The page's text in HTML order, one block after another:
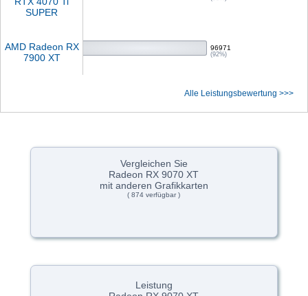
SUPER
AMD Radeon RX
7900 XT
96971
(92%)
Alle Leistungsbewertung >>>
Vergleichen Sie
Radeon RX 9070 XT
mit anderen Grafikkarten
( 874 verfügbar )
Leistung